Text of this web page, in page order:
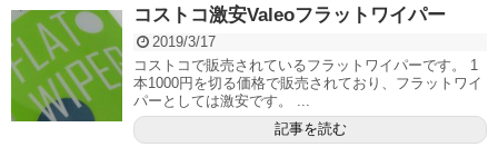
コストコ激安Valeoフラットワイパー
2019/3/17
コストコで販売されているフラットワイパーです。 1
本1000円を切る価格で販売されており、フラットワイ
パーとしては激安です。 ...
記事を読む